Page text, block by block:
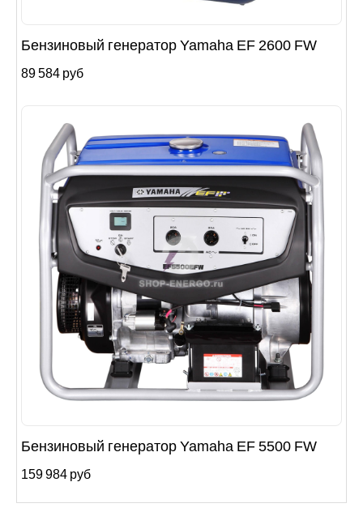
Бензиновый генератор Yamaha EF 2600 FW
89 584 руб
Бензиновый генератор Yamaha EF 5500 FW
159 984 руб